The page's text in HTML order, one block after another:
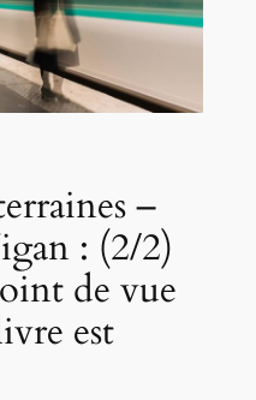
–
: (2/2)
de vue
est